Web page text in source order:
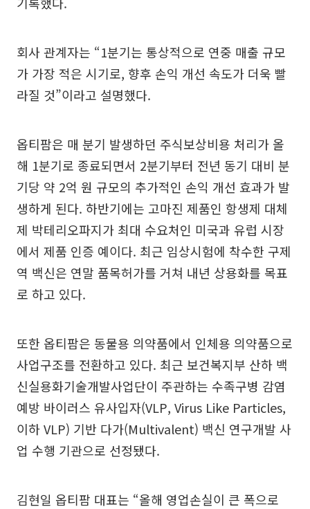
회사 관계자는 “1분기는 통상적으로 연중 매출 규모
가 가장 적은 시기로, 향후 손익 개선 속도가 더욱 빨
라질 것”이라고 설명했다.
옵티팜은 매 분기 발생하던 주식보상비용 처리가 올
해 1분기로 종료되면서 2분기부터 전년 동기 대비 분
기당 약 2억 원 규모의 추가적인 손익 개선 효과가 발
생하게 된다. 하반기에는 고마진 제품인 항생제 대체
제 박테리오파지가 최대 수요처인 미국과 유럽 시장
에서 제품 인증 예이다. 최근 임상시험에 착수한 구제
역 백신은 연말 품목허가를 거쳐 내년 상용화를 목표
로 하고 있다.
또한 옵티팜은 동물용 의약품에서 인체용 의약품으로
사업구조를 전환하고 있다. 최근 보건복지부 산하 백
신실용화기술개발사업단이 주관하는 수족구병 감염
예방 바이러스 유사입자(VLP, Virus Like Particles,
이하 VLP) 기반 다가(Multivalent) 백신 연구개발 사
업 수행 기관으로 선정됐다.
김현일 옵티팜 대표는 “올해 영업손실이 큰 폭으로